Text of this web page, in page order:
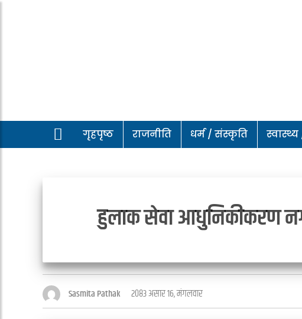
गृहपृष्ठ राजनीति धर्म / संस्कृति
हुलाक सेवा आधुनिकीकरण
Sasmita Pathak २०८३ असार १६, मंगलवार